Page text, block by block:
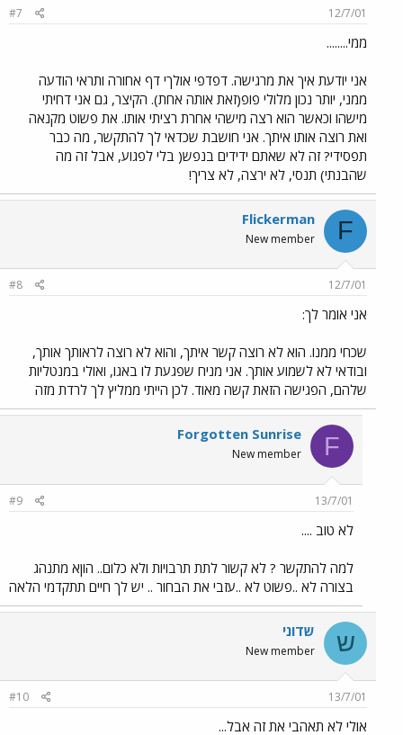
12/7/01
#7
ממי........
אני יודעת איך את מרגישה. דפדפי אולךי דף אחורה ותראי הודעה
ממני, יותר נכון מלולי פופ(זאת אותה אחת). הקיצר, גם אני דחיתי
מישהו וכאשר הוא רצה מישהי אחרת רציתי אותו. את פשוט מקנאה
ואת רוצה אותו איתך. אני חושבת שכדאי לך להתקשר, מה כבר
תפסידי? זה לא שאתם ידידים בנפש( בלי לפגוע, אבל זה מה
שהבנתי) תנסי, לא ירצה, לא צריך!
F
Flickerman
New member
12/7/01
#8
אני אומר לך:
שכחי ממנו. הוא לא רוצה קשר איתך, והוא לא רוצה לראותך אותך,
ובודאי לא לשמוע אותך. אני מניח שפגעת לו באגו, ואולי במנטליות
שלהם, הפגישה הזאת קשה מאוד. לכן הייתי ממליץ לך לרדת מזה
F
Forgotten Sunrise
New member
13/7/01
#9
לא טוב ....
למה להתקשר ? לא קשור לתת תרבויות ולא כלום.. הוןא מתנהג
בצורה לא ..פשוט לא ..עזבי את הבחור .. יש לך חיים תתקדמי הלאה
ש שדוני
New member
13/7/01
#10
אולי לא תאהבי את זה אבל...